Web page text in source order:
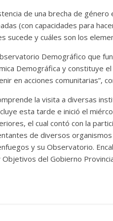
de una brecha de género
(con capacidades para
sucede y cuáles son los
Demográfico que
Demográfica y constituye
en acciones comunitarias”,
la visita a diversas
esta tarde e inició el
el cual contó con la
de diversos
y su Observatorio.
del Gobierno
Una serie con los
de muchas
28 febrero, 2026 Julio